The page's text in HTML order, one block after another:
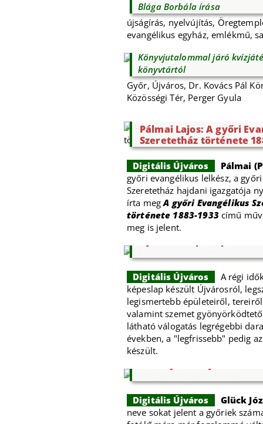
Blága Borbála írása
újságírás, nyelvújítás,
evangélikus egyház, emlékmű,
Könyvjutalommal járó
könyvtártól
Győr, Újváros, Dr. Kovács Pál
Közösségi Tér, Perger Gyula
Pálmai Lajos: A győri
Szeretetház története
Digitális Újváros
Pálmai
győri evangélikus lelkész, a
Szeretetház hajdani igazgatója
írta megA győri Evangélikus
története 1883-1933című
meg is jelent.
Digitális Újváros
A régi
képeslap készült Újvárosról,
legismertebb épületeiről,
valamint szemet
látható válogatás legrégebbi
években, a "legfrissebb" pedig
készült.
Digitális Újváros
Glück
neve sokat jelent a győriek